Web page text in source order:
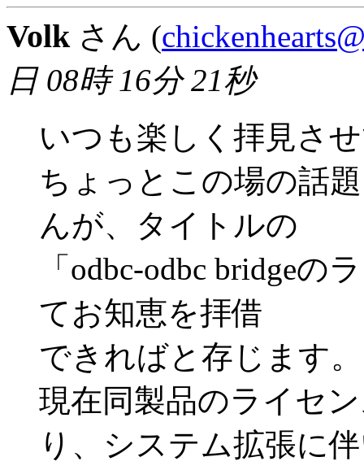
Volk さん (
日 08時 16分 21秒
いつも楽しく拝見さ
ちょっとこの場の話
んが、タイトルの
「odbc-odbc bridge
てお知恵を拝借
できればと存じます。
現在同製品のライセ
り、システム拡張に